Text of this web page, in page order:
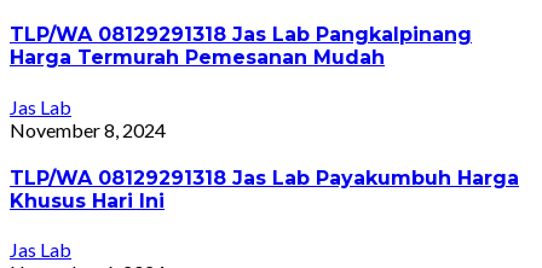
TLP/WA 08129291318 Jas Lab Pangkalpinang
Harga Termurah Pemesanan Mudah
Jas Lab
November 8, 2024
TLP/WA 08129291318 Jas Lab Payakumbuh Harga
Khusus Hari Ini
Jas Lab